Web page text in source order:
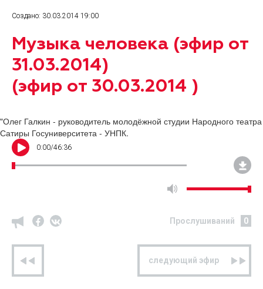
Создано: 30.03.2014 19:00
Музыка человека (эфир от
31.03.2014)
(эфир от 30.03.2014 )
"Олег Галкин - руководитель молодёжной студии Народного театра
Сатиры Госуниверситета - УНПК.
0:00/46:36
Прослушиваний 0
следующий эфир